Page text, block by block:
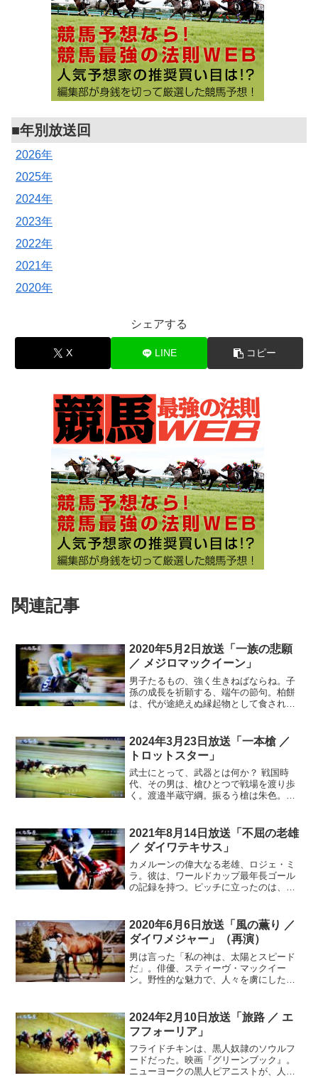
■年別放送回
2026年
2025年
2024年
2023年
2022年
2021年
2020年
シェアする
X LINE コピー
関連記事
2020年5月2日放送「一族の悲願
／ メジロマックイーン」
男子たるもの、強く生きねばならね。子
孫の成長を祈願する、端午の節句。柏餅
は、代が途絶えぬ縁起物として食され
康。一族の期待を一身に背負った、後北
条氏三代目の当主。名だたる名将の攻撃
を退け悲願の関東制覇を成し遂げる。一
族の切なる思いは、受け継がれた…
2024年3月23日放送「一本槍 ／
トロットスター」
武士にとって、武器とは何か？ 戦国時
代、その男は、槍ひとつで戦場を渡り歩
く。渡邉半蔵守綱。振るう槍は朱色。そ
槍一本で、徳川の側近まで上り詰めた。
信念を貫け…
2021年8月14日放送「不屈の老雄
／ ダイワテキサス」
カメルーンの偉大なる老雄、ロジェ・ミ
ラ。彼は、ワールドカップ最年長ゴール
の記録を持つ。ピッチに立ったのは、
を受け復帰。奇跡の勇姿を見せる。不屈
のライオンの愛称を持つチームで、42歳
のゴールを決めたのだ。枯渇しない闘
志。彼こそ、不屈のライオンそのもの
だ…
2020年6月6日放送「風の薫り ／
ダイワメジャー」（再演）
男は言った「私の神は、太陽とスピード
だ」。俳優、スティーヴ・マックイー
ン。野性的な魅力で、人々を虜にした天
を増した。今夜は、風のように生きたサ
ラブレッドに思いを馳せることにしよ
う。奔放なる天才…
2024年2月10日放送「旅路 ／ エ
フフォーリア」
フライドチキンは、黒人奴隷のソウルフ
ードだった。映画『グリーンブック』。
ニューヨークの黒人ピアニストが、人種